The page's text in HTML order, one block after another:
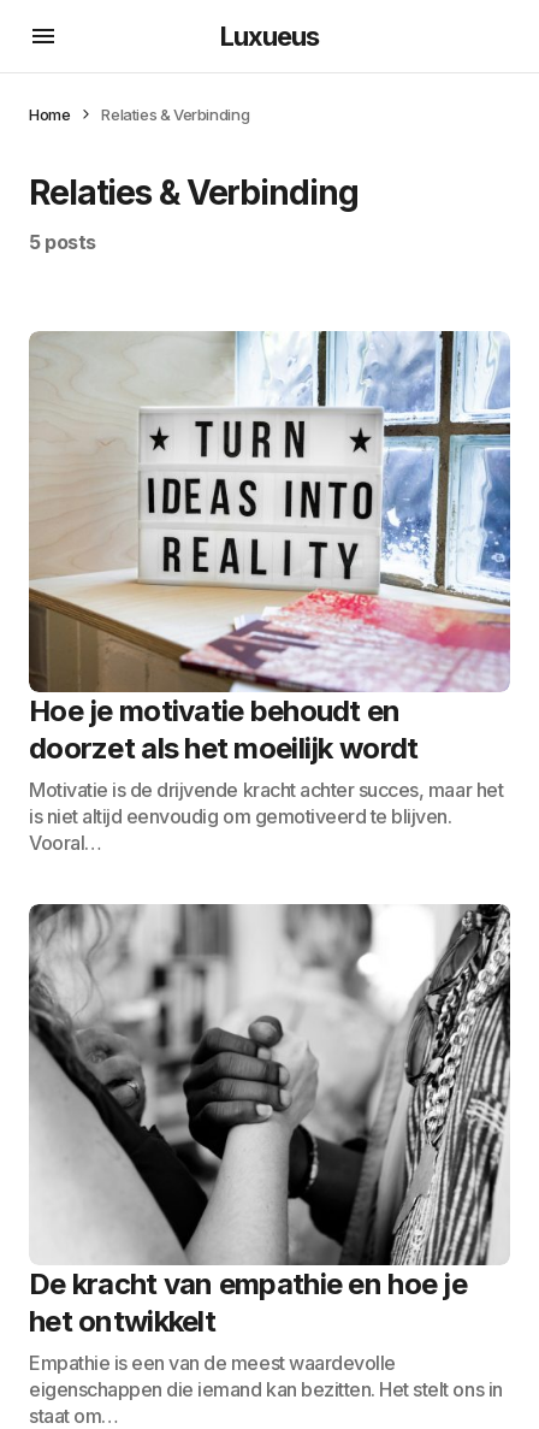
Luxueus
Home Relaties & Verbinding
Relaties & Verbinding
5 posts
Hoe je motivatie behoudt en
doorzet als het moeilijk wordt
Motivatie is de drijvende kracht achter succes, maar het
is niet altijd eenvoudig om gemotiveerd te blijven.
Vooral…
De kracht van empathie en hoe je
het ontwikkelt
Empathie is een van de meest waardevolle
eigenschappen die iemand kan bezitten. Het stelt ons in
staat om…